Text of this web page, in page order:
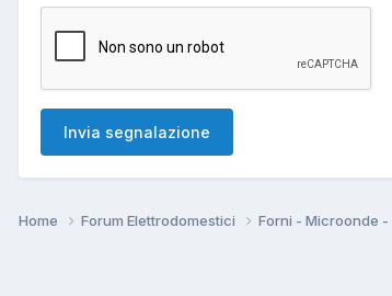
Invia segnalazione
Home Forum Elettrodomestici Forni - Microonde -